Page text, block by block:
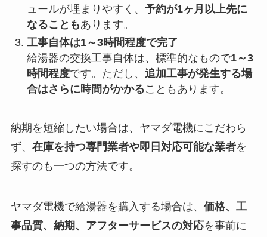
ュールが埋まりやすく、 予約が1ヶ月以上先に
なることもあります。
工事自体は1～3時間程度で完了
給湯器の交換工事自体は、標準的なもので1～3
時間程度です。ただし、 追加工事が発生する場
合はさらに時間がかかることもあります。
納期を短縮したい場合は、ヤマダ電機にこだわら
ず、 在庫を持つ専門業者や即日対応可能な業者を
探すのも一つの方法です。
ヤマダ電機で給湯器を購入する場合は、 価格、工
事品質、納期、アフターサービスの対応を事前に